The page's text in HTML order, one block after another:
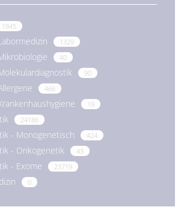
1945
1329
40
90
466
19
24186
- Monogenetisch 424
- Onkogenetik 43
- Exome 23719
0